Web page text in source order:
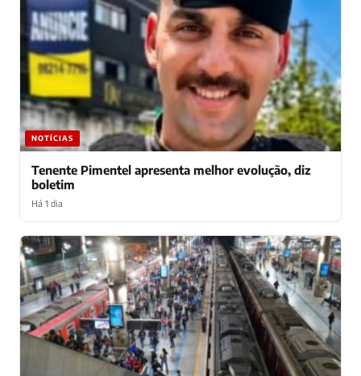
NOTÍCIAS
Tenente Pimentel apresenta melhor evolução, diz
boletim
Há 1 dia